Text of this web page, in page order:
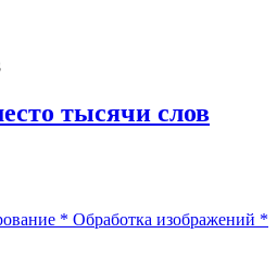
тысячи слов
* Обработка изображений *